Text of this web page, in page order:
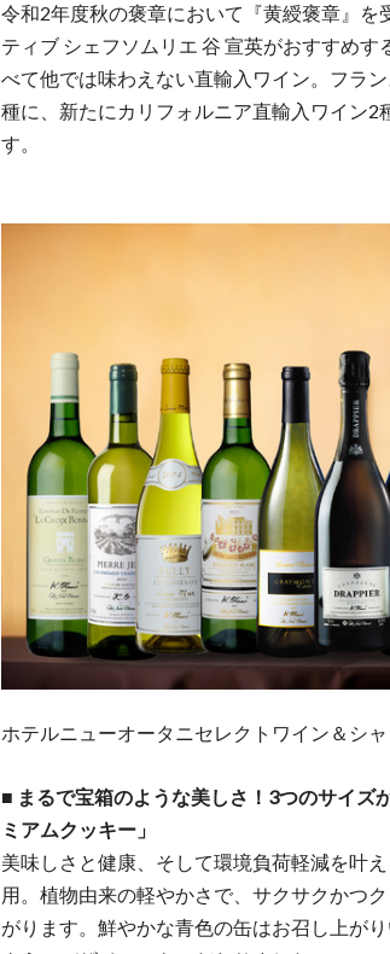
令和2年度秋の褒章において『⻩綬褒章』を
ティブ シェフソムリエ ⾕ 宣英がおすすめ
べて他では味わえない直輸⼊ワイン。フラ
種に、新たにカリフォルニア直輸⼊ワイン2
す。
ホテルニューオータニセレクトワイン＆シ
■ まるで宝箱のような美しさ！3つのサイズ
ミアムクッキー」
美味しさと健康、そして環境負荷軽減を叶
用。植物由来の軽やかさで、サクサクかつ
がります。鮮やかな青色の缶はお召し上が